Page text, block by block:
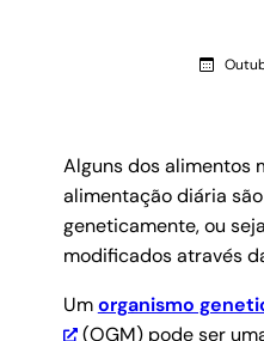
Alguns dos alimentos
alimentação diária
geneticamente, ou
modificados através
Umorganismo
(OGM) pode ser